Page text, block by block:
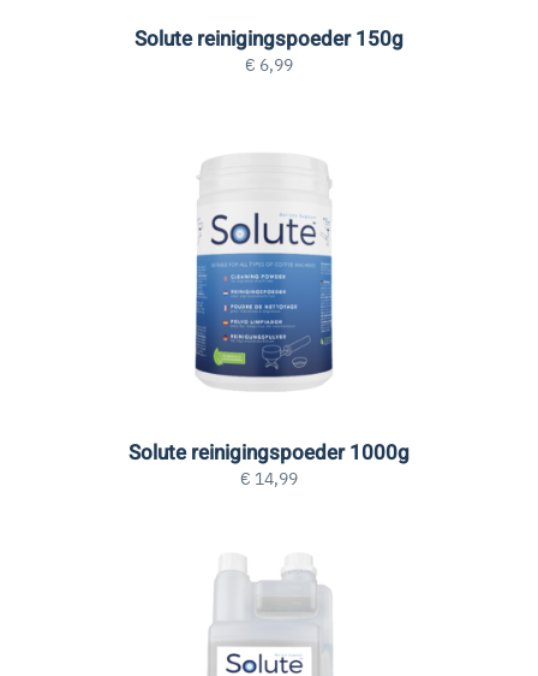
Solute reinigingspoeder 150g
€ 6,99
Solute reinigingspoeder 1000g
€ 14,99